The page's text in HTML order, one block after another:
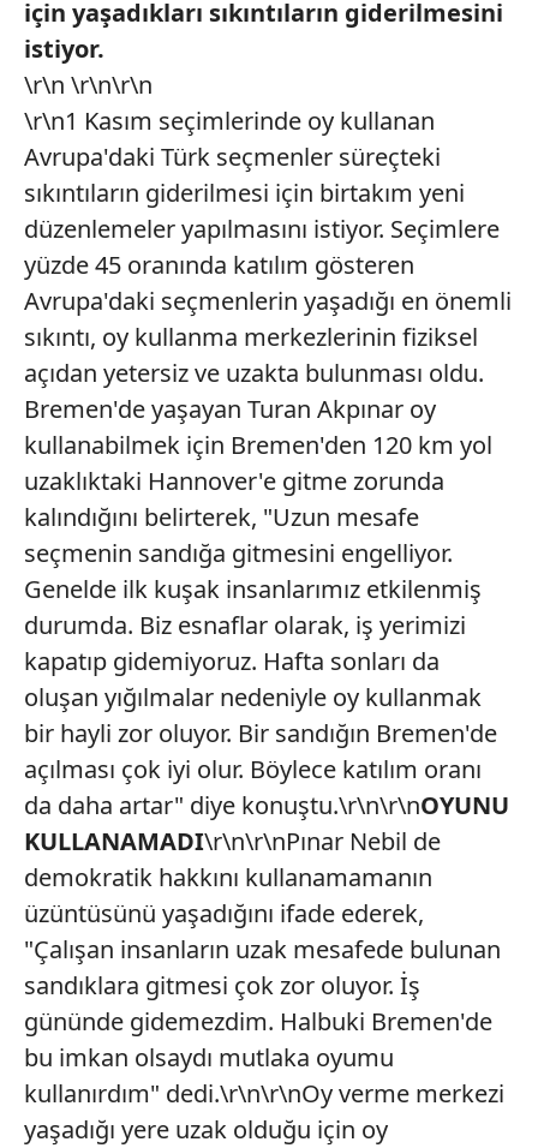
için yaşadıkları sıkıntıların giderilmesini
istiyor.
\r\n \r\n\r\n
\r\n1 Kasım seçimlerinde oy kullanan
Avrupa'daki Türk seçmenler süreçteki
sıkıntıların giderilmesi için birtakım yeni
düzenlemeler yapılmasını istiyor. Seçimlere
yüzde 45 oranında katılım gösteren
Avrupa'daki seçmenlerin yaşadığı en önemli
sıkıntı, oy kullanma merkezlerinin fiziksel
açıdan yetersiz ve uzakta bulunması oldu.
Bremen'de yaşayan Turan Akpınar oy
kullanabilmek için Bremen'den 120 km yol
uzaklıktaki Hannover'e gitme zorunda
kalındığını belirterek, "Uzun mesafe
seçmenin sandığa gitmesini engelliyor.
Genelde ilk kuşak insanlarımız etkilenmiş
durumda. Biz esnaflar olarak, iş yerimizi
kapatıp gidemiyoruz. Hafta sonları da
oluşan yığılmalar nedeniyle oy kullanmak
bir hayli zor oluyor. Bir sandığın Bremen'de
açılması çok iyi olur. Böylece katılım oranı
da daha artar" diye konuştu.\r\n\r\nOYUNU
KULLANAMADI\r\n\r\nPınar Nebil de
demokratik hakkını kullanamamanın
üzüntüsünü yaşadığını ifade ederek,
"Çalışan insanların uzak mesafede bulunan
sandıklara gitmesi çok zor oluyor. İş
gününde gidemezdim. Halbuki Bremen'de
bu imkan olsaydı mutlaka oyumu
kullanırdım" dedi.\r\n\r\nOy verme merkezi
yaşadığı yere uzak olduğu için oy